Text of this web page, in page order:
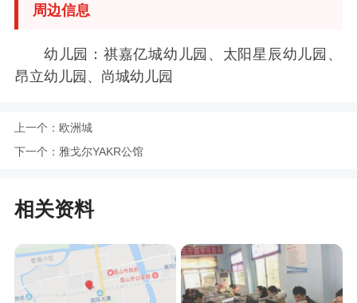
周边信息
幼儿园：祺嘉亿城幼儿园、太阳星辰幼儿园、
昂立幼儿园、尚城幼儿园
上一个： 欧洲城
下一个： 雅戈尔YAKR公馆
相关资料